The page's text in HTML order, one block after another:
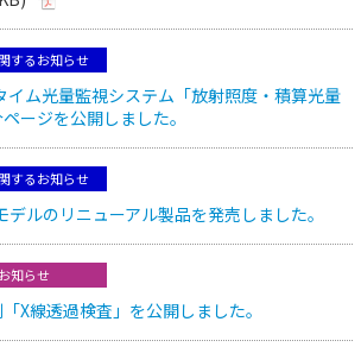
するお知らせ
イム光量監視システム「放射照度・積算光量
ージを公開しました。
するお知らせ
ルのリニューアル製品を発売しました。
お知らせ
X線透過検査」を公開しました。